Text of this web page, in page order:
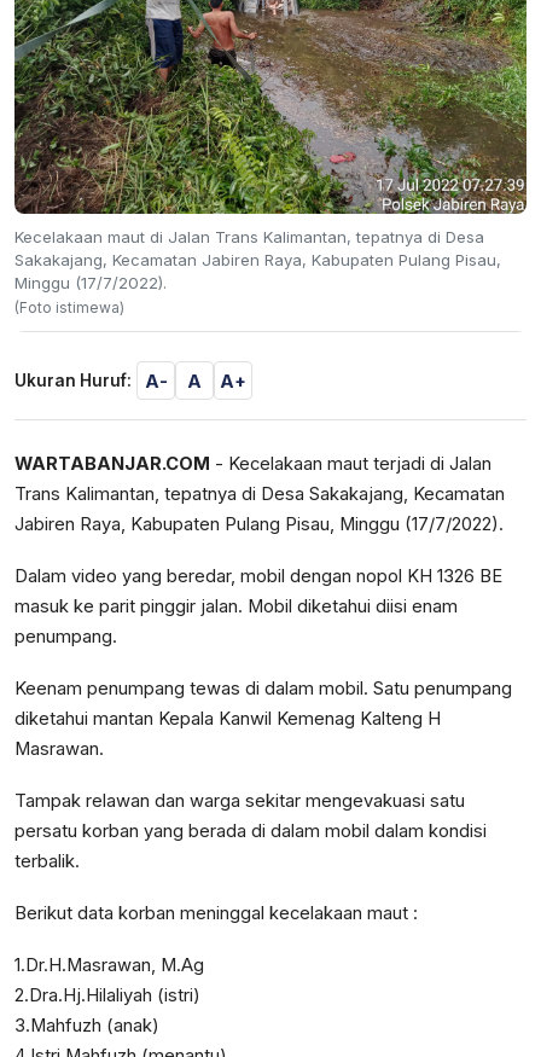
Kecelakaan maut di Jalan Trans Kalimantan, tepatnya di Desa
Sakakajang, Kecamatan Jabiren Raya, Kabupaten Pulang Pisau,
Minggu (17/7/2022).
(Foto istimewa)
Ukuran Huruf: A- A A+
WARTABANJAR.COM - Kecelakaan maut terjadi di Jalan
Trans Kalimantan, tepatnya di Desa Sakakajang, Kecamatan
Jabiren Raya, Kabupaten Pulang Pisau, Minggu (17/7/2022).
Dalam video yang beredar, mobil dengan nopol KH 1326 BE
masuk ke parit pinggir jalan. Mobil diketahui diisi enam
penumpang.
Keenam penumpang tewas di dalam mobil. Satu penumpang
diketahui mantan Kepala Kanwil Kemenag Kalteng H
Masrawan.
Tampak relawan dan warga sekitar mengevakuasi satu
persatu korban yang berada di dalam mobil dalam kondisi
terbalik.
Berikut data korban meninggal kecelakaan maut :
1.Dr.H.Masrawan, M.Ag
2.Dra.Hj.Hilaliyah (istri)
3.Mahfuzh (anak)